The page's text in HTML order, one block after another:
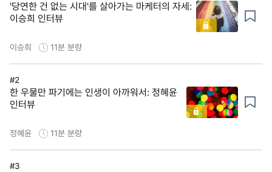
'당연한 건 없는 시대'를 살아가는 마케터의 자세:
이승희 인터뷰
이승희 11분 분량
#2
한 우물만 파기에는 인생이 아까워서: 정혜윤
인터뷰
정혜윤 11분 분량
#3